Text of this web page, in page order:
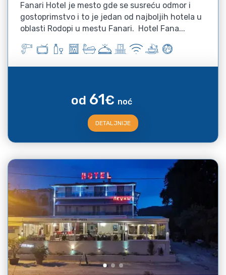
Fanari Hotel je mesto gde se susreću odmor i
gostoprimstvo i to je jedan od najboljih hotela u
oblasti Rodopi u mestu Fanari. Hotel Fana...
od 61€ noć
DETALJNIJE